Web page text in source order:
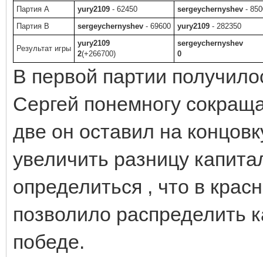
Партия A
yury2109 - 62450 sergeychernyshev -
Партия B
sergeychernyshev - 69600 yury2109 - 282350
Результат игры
yury2109
2(+266700)
sergeychernyshev
0
В первой партии
Сергей понемногу
две он оставил на
увеличить разницу
определиться , что в
позволило распределить
победе.